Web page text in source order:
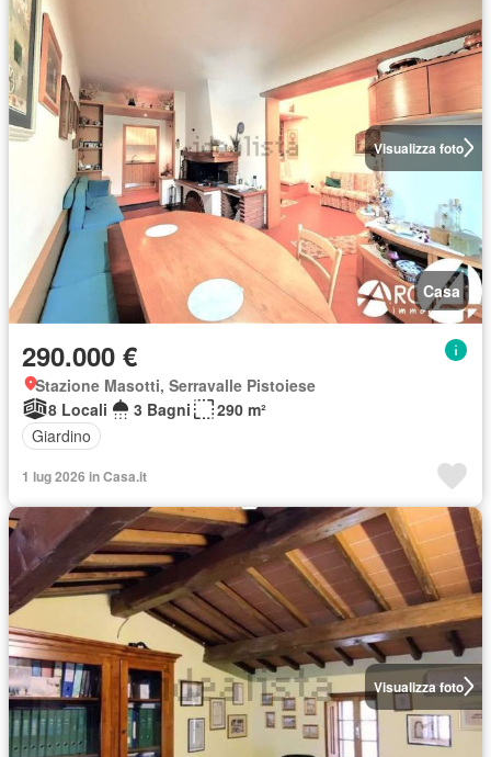
Visualizza foto
Casa
290.000 €
Stazione Masotti, Serravalle Pistoiese
8 Locali
3 Bagni
290 m²
Giardino
1 lug 2026 in Casa.it
Visualizza foto